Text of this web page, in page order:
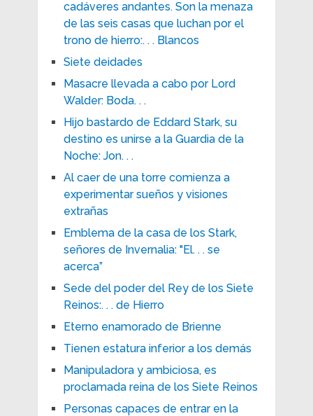
cadáveres andantes. Son la menaza
de las seis casas que luchan por el
trono de hierro:. . . Blancos
Siete deidades
Masacre llevada a cabo por Lord
Walder: Boda. . .
Hijo bastardo de Eddard Stark, su
destino es unirse a la Guardia de la
Noche: Jon. . .
Al caer de una torre comienza a
experimentar sueños y visiones
extrañas
Emblema de la casa de los Stark,
señores de Invernalia: "El. . . se
acerca”
Sede del poder del Rey de los Siete
Reinos:. . . de Hierro
Eterno enamorado de Brienne
Tienen estatura inferior a los demás
Manipuladora y ambiciosa, es
proclamada reina de los Siete Reinos
Personas capaces de entrar en la